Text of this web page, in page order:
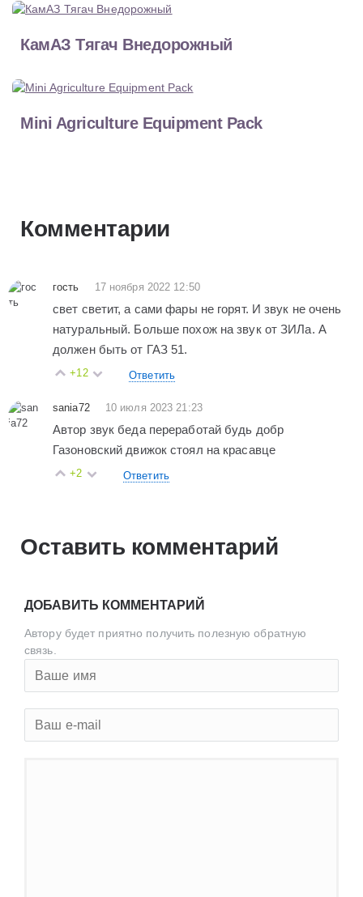
КамАЗ Тягач Внедорожный
Mini Agriculture Equipment Pack
Комментарии
гость 17 ноября 2022 12:50
свет светит, а сами фары не горят. И звук не очень
натуральный. Больше похож на звук от ЗИЛа. А
должен быть от ГАЗ 51.
+12 Ответить
sania72 10 июля 2023 21:23
Автор звук беда переработай будь добр
Газоновский движок стоял на красавце
+2 Ответить
Оставить комментарий
ДОБАВИТЬ КОММЕНТАРИЙ
Автору будет приятно получить полезную обратную
связь.